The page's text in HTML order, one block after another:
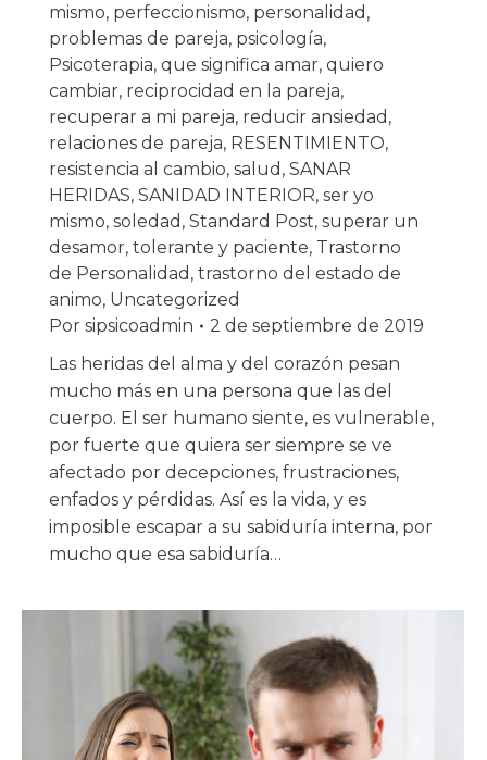
mismo, perfeccionismo, personalidad ,
problemas de pareja, psicología,
Psicoterapia, que significa amar, quiero
cambiar, reciprocidad en la pareja,
recuperar a mi pareja, reducir ansiedad ,
relaciones de pareja, RESENTIMIENTO,
resistencia al cambio, salud , SANAR
HERIDAS, SANIDAD INTERIOR, ser yo
mismo, soledad , Standard Post, superar un
desamor, tolerante y paciente, Trastorno
de Personalidad , trastorno del estado de
animo, Uncategorized
Por sipsicoadmin
2 de septiembre de 2019
Las heridas del alma y del corazón pesan
mucho más en una persona que las del
cuerpo. El ser humano siente, es vulnerable,
por fuerte que quiera ser siempre se ve
afectado por decepciones, frustraciones,
enfados y pérdidas. Así es la vida, y es
imposible escapar a su sabiduría interna, por
mucho que esa sabiduría…